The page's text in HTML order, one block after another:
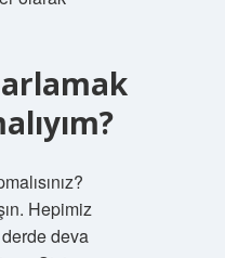
Hepimiz
deva